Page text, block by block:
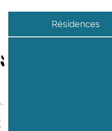
Résidences